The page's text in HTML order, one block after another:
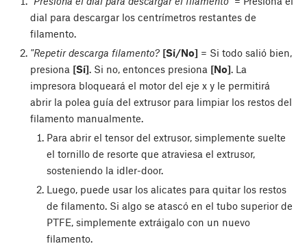
dial para descargar los centrímetros restantes de
filamento.
"Repetir descarga filamento? [Sí/No] = Si todo salió bien,
presiona [Sí]. Si no, entonces presiona [No]. La
impresora bloqueará el motor del eje x y le permitirá
abrir la polea guía del extrusor para limpiar los restos del
filamento manualmente.
Para abrir el tensor del extrusor, simplemente suelte
el tornillo de resorte que atraviesa el extrusor,
sosteniendo la idler-door.
Luego, puede usar los alicates para quitar los restos
de filamento. Si algo se atascó en el tubo superior de
PTFE, simplemente extráigalo con un nuevo
filamento.